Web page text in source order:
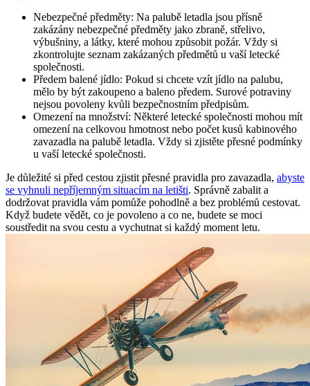
Nebezpečné předměty: Na palubě letadla jsou přísně
zakázány nebezpečné předměty jako zbraně, střelivo,
výbušniny, a látky, které mohou způsobit požár. Vždy si
zkontrolujte seznam zakázaných předmětů u vaší letecké
společnosti.
Předem balené jídlo: Pokud si chcete vzít jídlo na palubu,
mělo by být zakoupeno a baleno předem. Surové potraviny
nejsou povoleny kvůli bezpečnostním předpisům.
Omezení na množství: Některé letecké společnosti mohou mít
omezení na celkovou hmotnost nebo počet kusů kabinového
zavazadla na palubě letadla. Vždy si zjistěte přesné podmínky
u vaší letecké společnosti.
Je důležité si před cestou zjistit přesné pravidla pro zavazadla, abyste
se vyhnuli nepříjemným situacím na letišti. Správně zabalit a
dodržovat pravidla vám pomůže pohodlně a bez problémů cestovat.
Když budete vědět, co je povoleno a co ne, budete se moci
soustředit na svou cestu a vychutnat si každý moment letu.